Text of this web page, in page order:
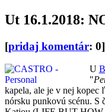
Ut 16.1.2018:
[pridaj komentár: 0]
U
"
kapela, ale je v nej
nórsku punkovú scénu.